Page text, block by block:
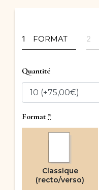
FORMAT
Quantité
Format *
Classique
(recto/verso)